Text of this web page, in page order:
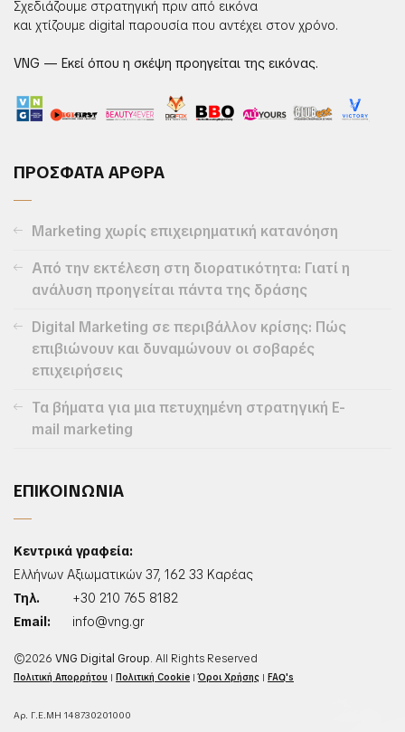
Σχεδιάζουμε στρατηγική πριν από εικόνα
και χτίζουμε digital παρουσία που αντέχει στον χρόνο.
VNG — Εκεί όπου η σκέψη προηγείται της εικόνας.
ΠΡΟΣΦΑΤΑ ΑΡΘΡΑ
Marketing χωρίς επιχειρηματική κατανόηση
Από την εκτέλεση στη διορατικότητα: Γιατί η
ανάλυση προηγείται πάντα της δράσης
Digital Marketing σε περιβάλλον κρίσης: Πώς
επιβιώνουν και δυναμώνουν οι σοβαρές
επιχειρήσεις
Τα βήματα για μια πετυχημένη στρατηγική E-
mail marketing
ΕΠΙΚΟΙΝΩΝΙΑ
Κεντρικά γραφεία:
Ελλήνων Αξιωματικών 37, 162 33 Καρέας
Τηλ.
+30 210 765 8182
Email:
info@vng.gr
©2026 VNG Digital Group. All Rights Reserved
Πολιτική Απορρήτου | Πολιτική Cookie |Όροι Χρήσης | FAQ's
Αρ. Γ.Ε.ΜΗ 148730201000